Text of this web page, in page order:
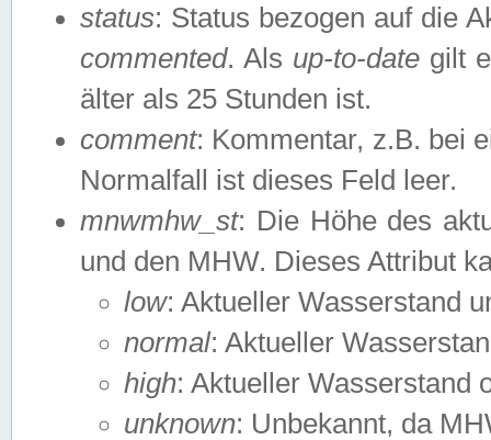
status: Status bezogen auf die
commented. Als up-to-date gilt
älter als 25 Stunden ist.
comment: Kommentar, z.B. bei
Normalfall ist dieses Feld leer.
mnwmhw_st: Die Höhe des
und den MHW. Dieses Attribut
low: Aktueller Wasserstand
normal: Aktueller
high: Aktueller Wasserstand
unknown: Unbekannt, da